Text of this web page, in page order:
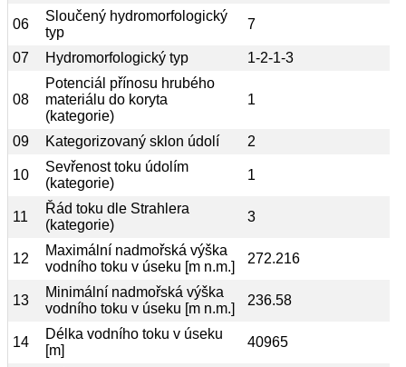
06
Sloučený hydromorfologický
typ
7
07 Hydromorfologický typ 1-2-1-3
08
Potenciál přínosu hrubého
materiálu do koryta
(kategorie)
1
09 Kategorizovaný sklon údolí 2
10
Sevřenost toku údolím
(kategorie)
1
11
Řád toku dle Strahlera
(kategorie)
3
12
Maximální nadmořská výška
vodního toku v úseku [m n.m.]
272.216
13
Minimální nadmořská výška
vodního toku v úseku [m n.m.]
236.58
14
Délka vodního toku v úseku
[m]
40965